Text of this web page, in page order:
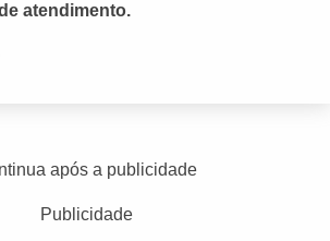
atendimento.
após a publicidade
Publicidade